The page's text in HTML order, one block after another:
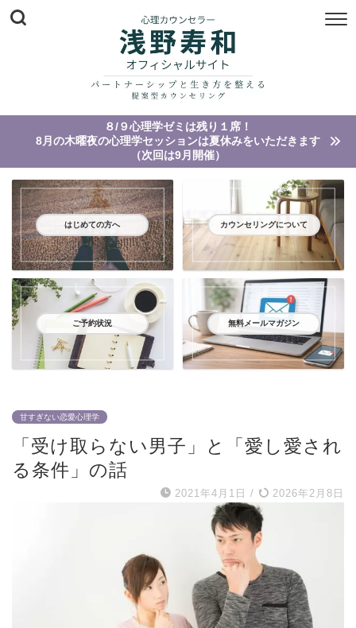
８/９心理学ゼミは残り１席！
8月の木曜夜の心理学セッションは夏休みをいただきます
（次回は9月開催）
はじめての方へ カウンセリングについて
ご予約状況 無料メールマガジン
甘すぎない恋愛心理学
「受け取らない男子」と「愛し愛され
る条件」の話
2021年4月1日 / 2026年2月8日